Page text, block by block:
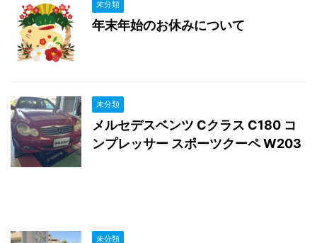
未分類
年末年始のお休みについて
未分類
メルセデスベンツ Cクラス C180 コ
ンプレッサー スポーツクーペ W203
未分類